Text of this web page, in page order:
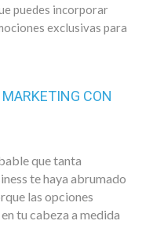
puedes incorporar
exclusivas para
CON
que tanta
te haya abrumado
las opciones
tu cabeza a medida